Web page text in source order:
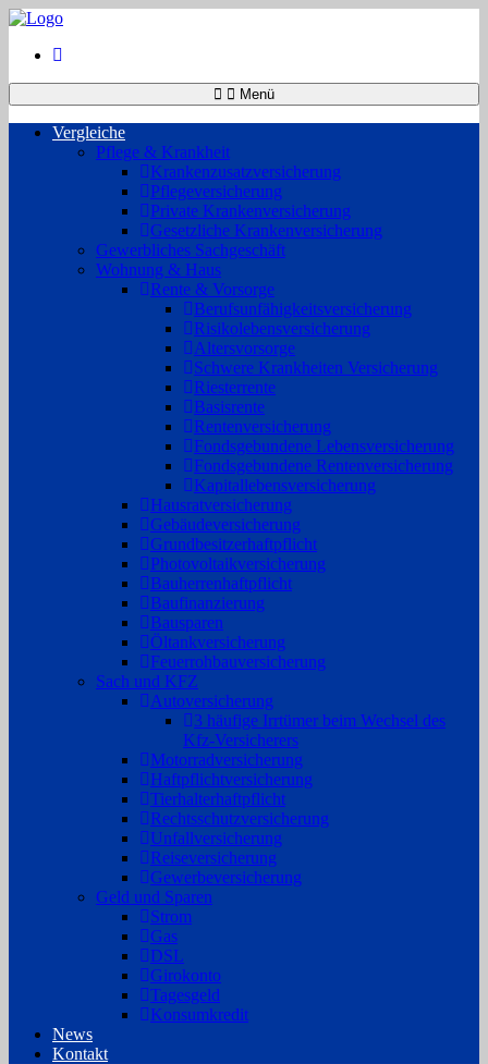
Menü
Vergleiche
Pflege & Krankheit
Krankenzusatzversicherung
Pflegeversicherung
Private Krankenversicherung
Gesetzliche Krankenversicherung
Gewerbliches Sachgeschäft
Wohnung & Haus
Rente & Vorsorge
Berufs­unfähigkeitsversicherung
Risikolebensversicherung
Altersvorsorge
Schwere Krankheiten Versicherung
Riesterrente
Basisrente
Rentenversicherung
Fondsgebundene Lebensversicherung
Fondsgebundene Rentenversicherung
Kapitallebensversicherung
Hausratversicherung
Gebäudeversicherung
Grundbesitzerhaftpflicht
Photovoltaikversicherung
Bauherrenhaftpflicht
Baufinanzierung
Bausparen
Öltankversicherung
Feuerrohbauversicherung
Sach und KFZ
Autoversicherung
3 häufige Irrtümer beim Wechsel des
Kfz-Versicherers
Motorradversicherung
Haftpflichtversicherung
Tierhalterhaftpflicht
Rechtsschutzversicherung
Unfallversicherung
Reiseversicherung
Gewerbeversicherung
Geld und Sparen
Strom
Gas
DSL
Girokonto
Tagesgeld
Konsumkredit
News
Kontakt